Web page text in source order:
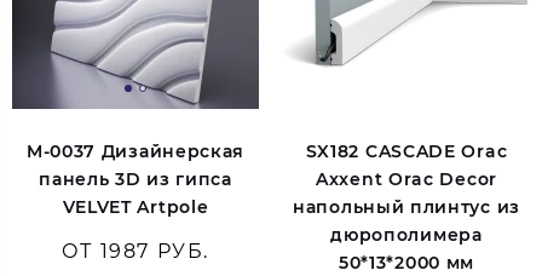
M-0037 Дизайнерская
панель 3D из гипса
VELVET Artpole
ОТ 1987 РУБ.
SX182 CASCADE Orac
Axxent Orac Decor
напольный плинтус из
дюрополимера
50*13*2000 мм